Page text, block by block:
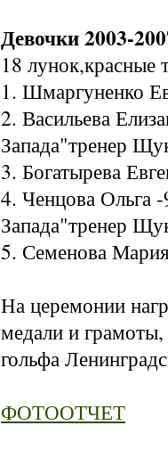
Девочки 2003-
18 лунок,красные
1. Шмаргуненко
2. Васильева
Запада"тренер
3. Богатырева
4. Ченцова Ольга
Запада"тренер
5. Семенова
На церемонии
медали и
гольфа
ФОТООТЧЕТ